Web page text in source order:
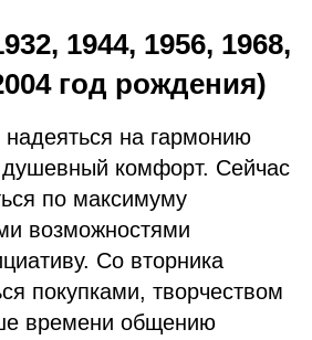
1944, 1956, 1968,
год рождения)
на гармонию
комфорт. Сейчас
по максимуму
возможностями
Со вторника
покупками, творчеством
времени общению